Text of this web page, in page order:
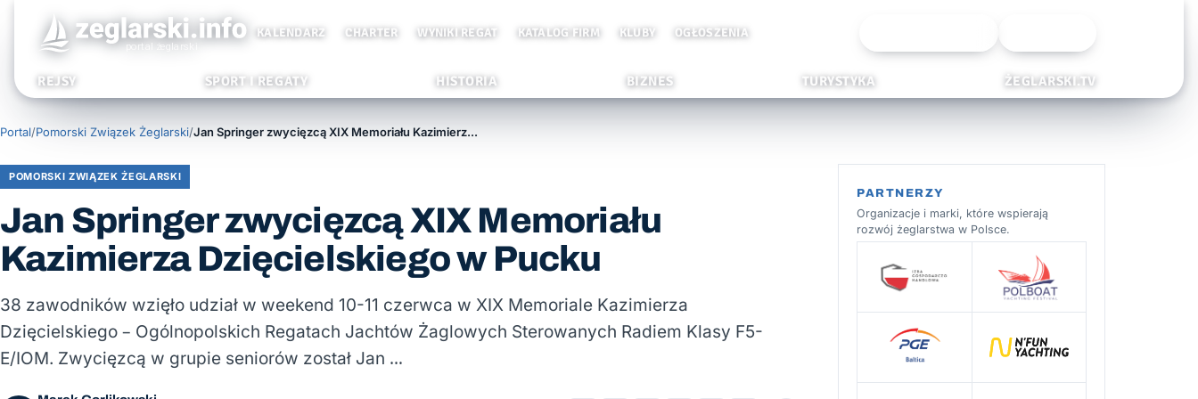
KALENDARZ CHARTER WYNIKI REGAT KATALOG FIRM KLUBY OGŁOSZENIA
REJSY SPORT I REGATY HISTORIA BIZNES TURYSTYKA ŻEGLARSKI.TV
Portal/Pomorski Związek Żeglarski/ Jan Springer zwycięzcą XIX Memoriału Kazimierza Dzięcielskiego w Pucku
POMORSKI ZWIĄZEK ŻEGLARSKI
Jan Springer zwycięzcą XIX Memoriału
Kazimierza Dzięcielskiego w Pucku
38 zawodników wzięło udział w weekend 10-11 czerwca w XIX Memoriale Kazimierza
Dzięcielskiego – Ogólnopolskich Regatach Jachtów Żaglowych Sterowanych Radiem Klasy F5-
E/IOM. Zwycięzcą w grupie seniorów został Jan …
PARTNERZY
Organizacje i marki, które wspierają
rozwój żeglarstwa w Polsce.